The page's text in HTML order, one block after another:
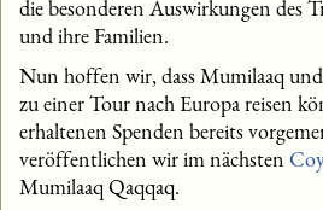
die besonderen Auswirkungen des
und ihre Familien.
Nun hoffen wir, dass Mumilaaq
zu einer Tour nach Europa reisen
erhaltenen Spenden bereits
veröffentlichen wir im nächsten
Mumilaaq Qaqqaq.